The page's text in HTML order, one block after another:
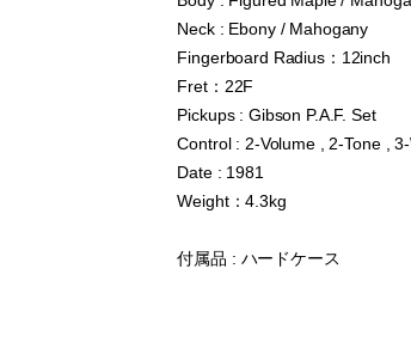
Neck : Ebony / Mahogany
Fingerboard Radius：12inch
Fret：22F
Pickups : Gibson P.A.F. Set
Control : 2-Volume , 2-Tone ,
Date : 1981
Weight：4.3kg
付属品 : ハードケース